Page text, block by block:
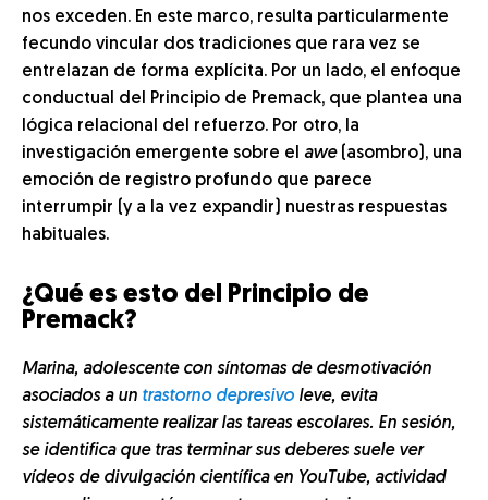
nos exceden. En este marco, resulta particularmente
fecundo vincular dos tradiciones que rara vez se
entrelazan de forma explícita. Por un lado, el enfoque
conductual del Principio de Premack, que plantea una
lógica relacional del refuerzo. Por otro, la
investigación emergente sobre el awe(asombro), una
emoción de registro profundo que parece
interrumpir (y a la vez expandir) nuestras respuestas
habituales.
¿Qué es esto del Principio de
Premack?
Marina, adolescente con síntomas de desmotivación
asociados a un trastorno depresivo leve, evita
sistemáticamente realizar las tareas escolares. En sesión,
se identifica que tras terminar sus deberes suele ver
vídeos de divulgación científica en YouTube, actividad